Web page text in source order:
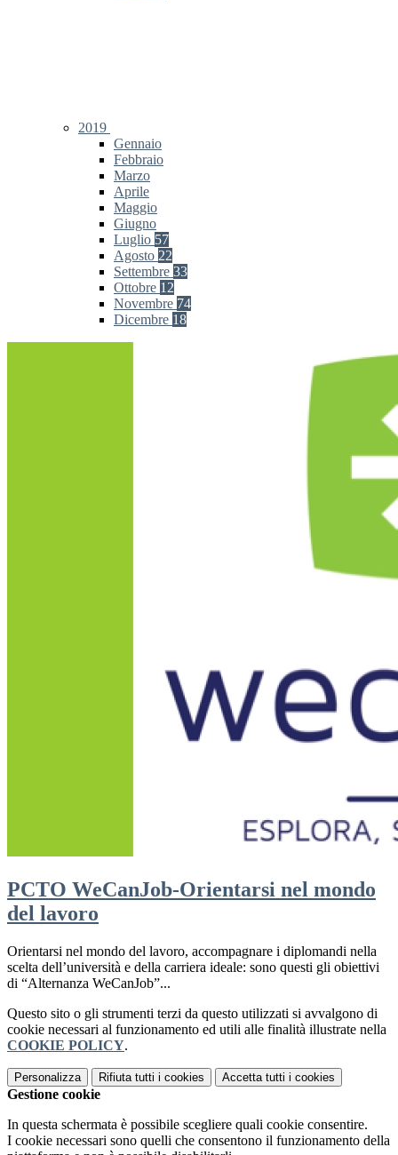
2019
Gennaio
Febbraio
Marzo
Aprile
Maggio
Giugno
Luglio 57
Agosto 22
Settembre 33
Ottobre 12
Novembre 74
Dicembre 18
PCTO WeCanJob-Orientarsi nel mondo
del lavoro
Orientarsi nel mondo del lavoro, accompagnare i diplomandi nella
scelta dell’università e della carriera ideale: sono questi gli obiettivi
di “Alternanza WeCanJob”...
Questo sito o gli strumenti terzi da questo utilizzati si avvalgono di
cookie necessari al funzionamento ed utili alle finalità illustrate nella
COOKIE POLICY.
Personalizza Rifiuta tutti i cookies Accetta tutti i cookies
Gestione cookie
In questa schermata è possibile scegliere quali cookie consentire.
I cookie necessari sono quelli che consentono il funzionamento della